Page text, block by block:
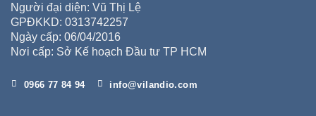
Người đại diện: Vũ Thị Lệ
GPĐKKD: 0313742257
Ngày cấp: 06/04/2016
Nơi cấp: Sở Kế hoạch Đầu tư TP HCM
0966 77 84 94 info@vilandio.com